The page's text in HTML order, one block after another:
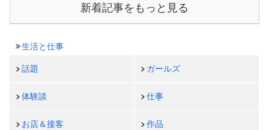
新着記事をもっと見る
生活と仕事
話題 ガールズ
体験談 仕事
お店＆接客 作品